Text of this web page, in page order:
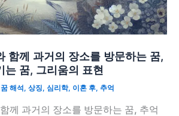
함께 과거의 장소를 방문하는 꿈,
는 꿈, 그리움의 표현
꿈 해석, 상징, 심리학, 이혼 후, 추억
께 과거의 장소를 방문하는 꿈, 추억